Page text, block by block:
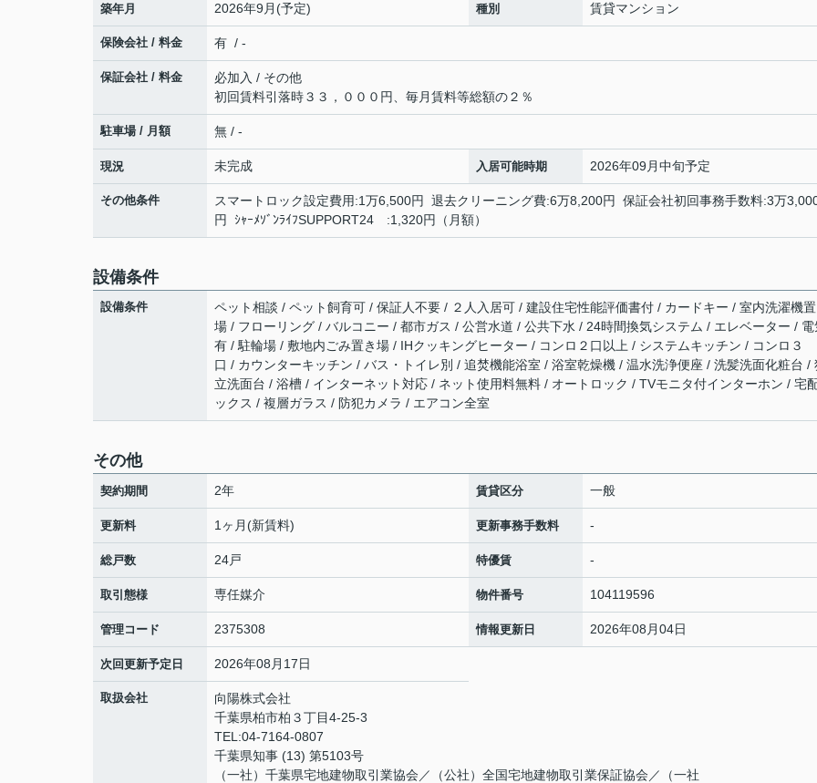
築年月 2026年9月(予定) 種別 賃貸マンション
保険会社 / 料金 有 / -
保証会社 / 料金
必加入 / その他
初回賃料引落時３３，０００円、毎月賃料等総額の２％
駐車場 / 月額 無 / -
現況 未完成 入居可能時期 2026年09月中旬予定
その他条件
スマートロック設定費用:1万6,500円 退去クリーニング費:6万8,200円 保証会社初回事務手数料:3万
円 ｼｬｰﾒｿﾞﾝﾗｲﾌSUPPORT24 :1,320円（月額）
設備条件
設備条件
ペット相談 / ペット飼育可 / 保証人不要 / ２人入居可 / 建設住宅性能評価書付 / カードキー / 室内洗濯機置
場 / フローリング / バルコニー / 都市ガス / 公営水道 / 公共下水 / 24時間換気システム / エレベーター / 電
有 / 駐輪場 / 敷地内ごみ置き場 / IHクッキングヒーター / コンロ２口以上 / システムキッチン / コンロ３
口 / カウンターキッチン / バス・トイレ別 / 追焚機能浴室 / 浴室乾燥機 / 温水洗浄便座 / 洗髪洗面化粧台 /
立洗面台 / 浴槽 / インターネット対応 / ネット使用料無料 / オートロック / TVモニタ付インターホン / 宅
ックス / 複層ガラス / 防犯カメラ / エアコン全室
その他
契約期間 2年 賃貸区分 一般
更新料 1ヶ月(新賃料) 更新事務手数料 -
総戸数 24戸 特優賃 -
取引態様 専任媒介 物件番号 104119596
管理コード 2375308 情報更新日 2026年08月04日
次回更新予定日 2026年08月17日
取扱会社
向陽株式会社
千葉県柏市柏３丁目4-25-3
TEL:04-7164-0807
千葉県知事 (13) 第5103号
（一社）千葉県宅地建物取引業協会／（公社）全国宅地建物取引業保証協会／（一社